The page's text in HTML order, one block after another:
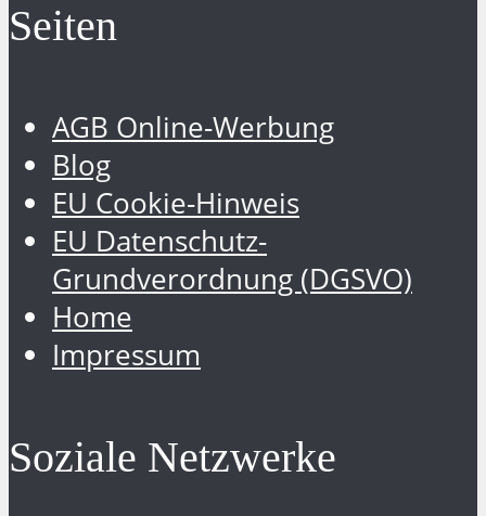
Seiten
AGB Online-Werbung
Blog
EU Cookie-Hinweis
EU Datenschutz-
Grundverordnung (DGSVO)
Home
Impressum
Soziale Netzwerke